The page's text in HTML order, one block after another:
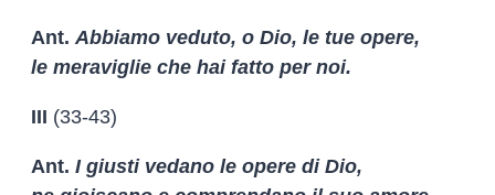
Ant. Abbiamo veduto, o Dio, le tue opere,
le meraviglie che hai fatto per noi.
III (33-43)
Ant. I giusti vedano le opere di Dio,